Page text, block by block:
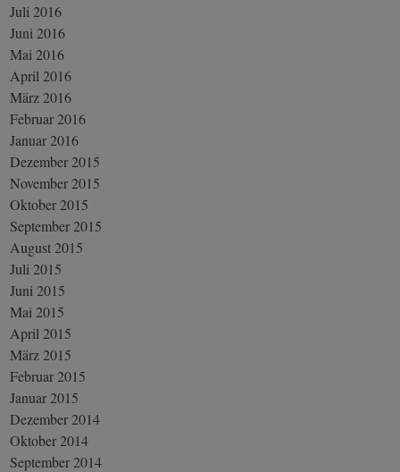
Juli 2016
Juni 2016
Mai 2016
April 2016
März 2016
Februar 2016
Januar 2016
Dezember 2015
November 2015
Oktober 2015
September 2015
August 2015
Juli 2015
Juni 2015
Mai 2015
April 2015
März 2015
Februar 2015
Januar 2015
Dezember 2014
Oktober 2014
September 2014